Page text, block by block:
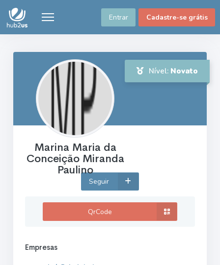
Entrar Cadastre-se grátis
Nível: Novato
Marina Maria da
Conceição Miranda
Paulino
Seguir
QrCode
Empresas